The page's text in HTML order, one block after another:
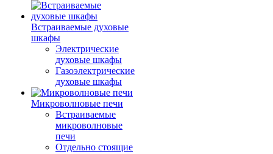
Встраиваемые духовые
шкафы
Электрические
духовые шкафы
Газоэлектрические
духовые шкафы
Микроволновые печи
Встраиваемые
микроволновые
печи
Отдельно стоящие